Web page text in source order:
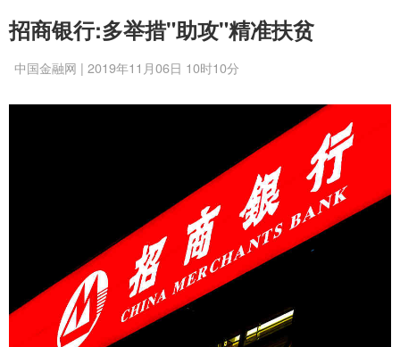
招商银行:多举措"助攻"精准扶贫
中国金融网 | 2019年11月06日 10时10分